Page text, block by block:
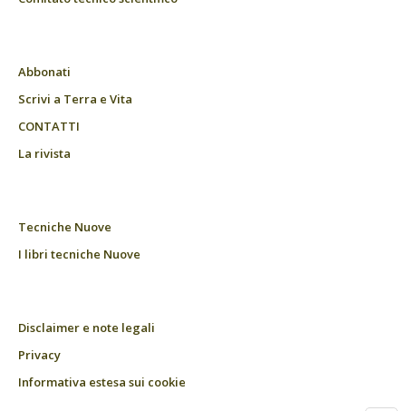
Abbonati
Scrivi a Terra e Vita
CONTATTI
La rivista
Tecniche Nuove
I libri tecniche Nuove
Disclaimer e note legali
Privacy
Informativa estesa sui cookie